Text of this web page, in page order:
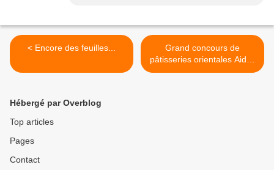
< Encore des feuilles...
Grand concours de
pâtisseries orientales Aid el
Fitr 2009 >
Hébergé par Overblog
Top articles
Pages
Contact